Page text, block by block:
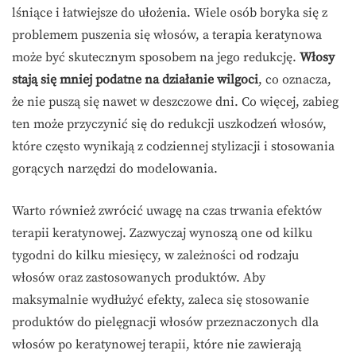
lśniące i łatwiejsze do ułożenia. Wiele osób boryka się z
problemem puszenia się włosów, a terapia keratynowa
może być skutecznym sposobem na jego redukcję. Włosy
stają się mniej podatne na działanie wilgoci, co oznacza,
że nie puszą się nawet w deszczowe dni. Co więcej, zabieg
ten może przyczynić się do redukcji uszkodzeń włosów,
które często wynikają z codziennej stylizacji i stosowania
gorących narzędzi do modelowania.
Warto również zwrócić uwagę na czas trwania efektów
terapii keratynowej. Zazwyczaj wynoszą one od kilku
tygodni do kilku miesięcy, w zależności od rodzaju
włosów oraz zastosowanych produktów. Aby
maksymalnie wydłużyć efekty, zaleca się stosowanie
produktów do pielęgnacji włosów przeznaczonych dla
włosów po keratynowej terapii, które nie zawierają